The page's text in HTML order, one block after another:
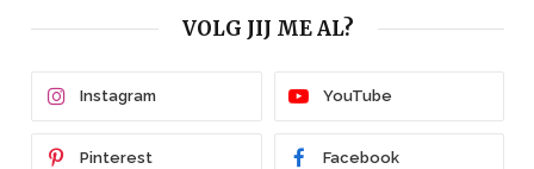
VOLG JIJ ME AL?
Instagram YouTube
Pinterest Facebook